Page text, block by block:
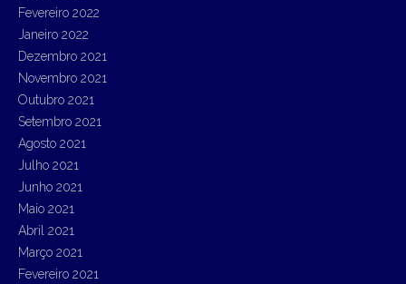
Fevereiro 2022
Janeiro 2022
Dezembro 2021
Novembro 2021
Outubro 2021
Setembro 2021
Agosto 2021
Julho 2021
Junho 2021
Maio 2021
Abril 2021
Março 2021
Fevereiro 2021